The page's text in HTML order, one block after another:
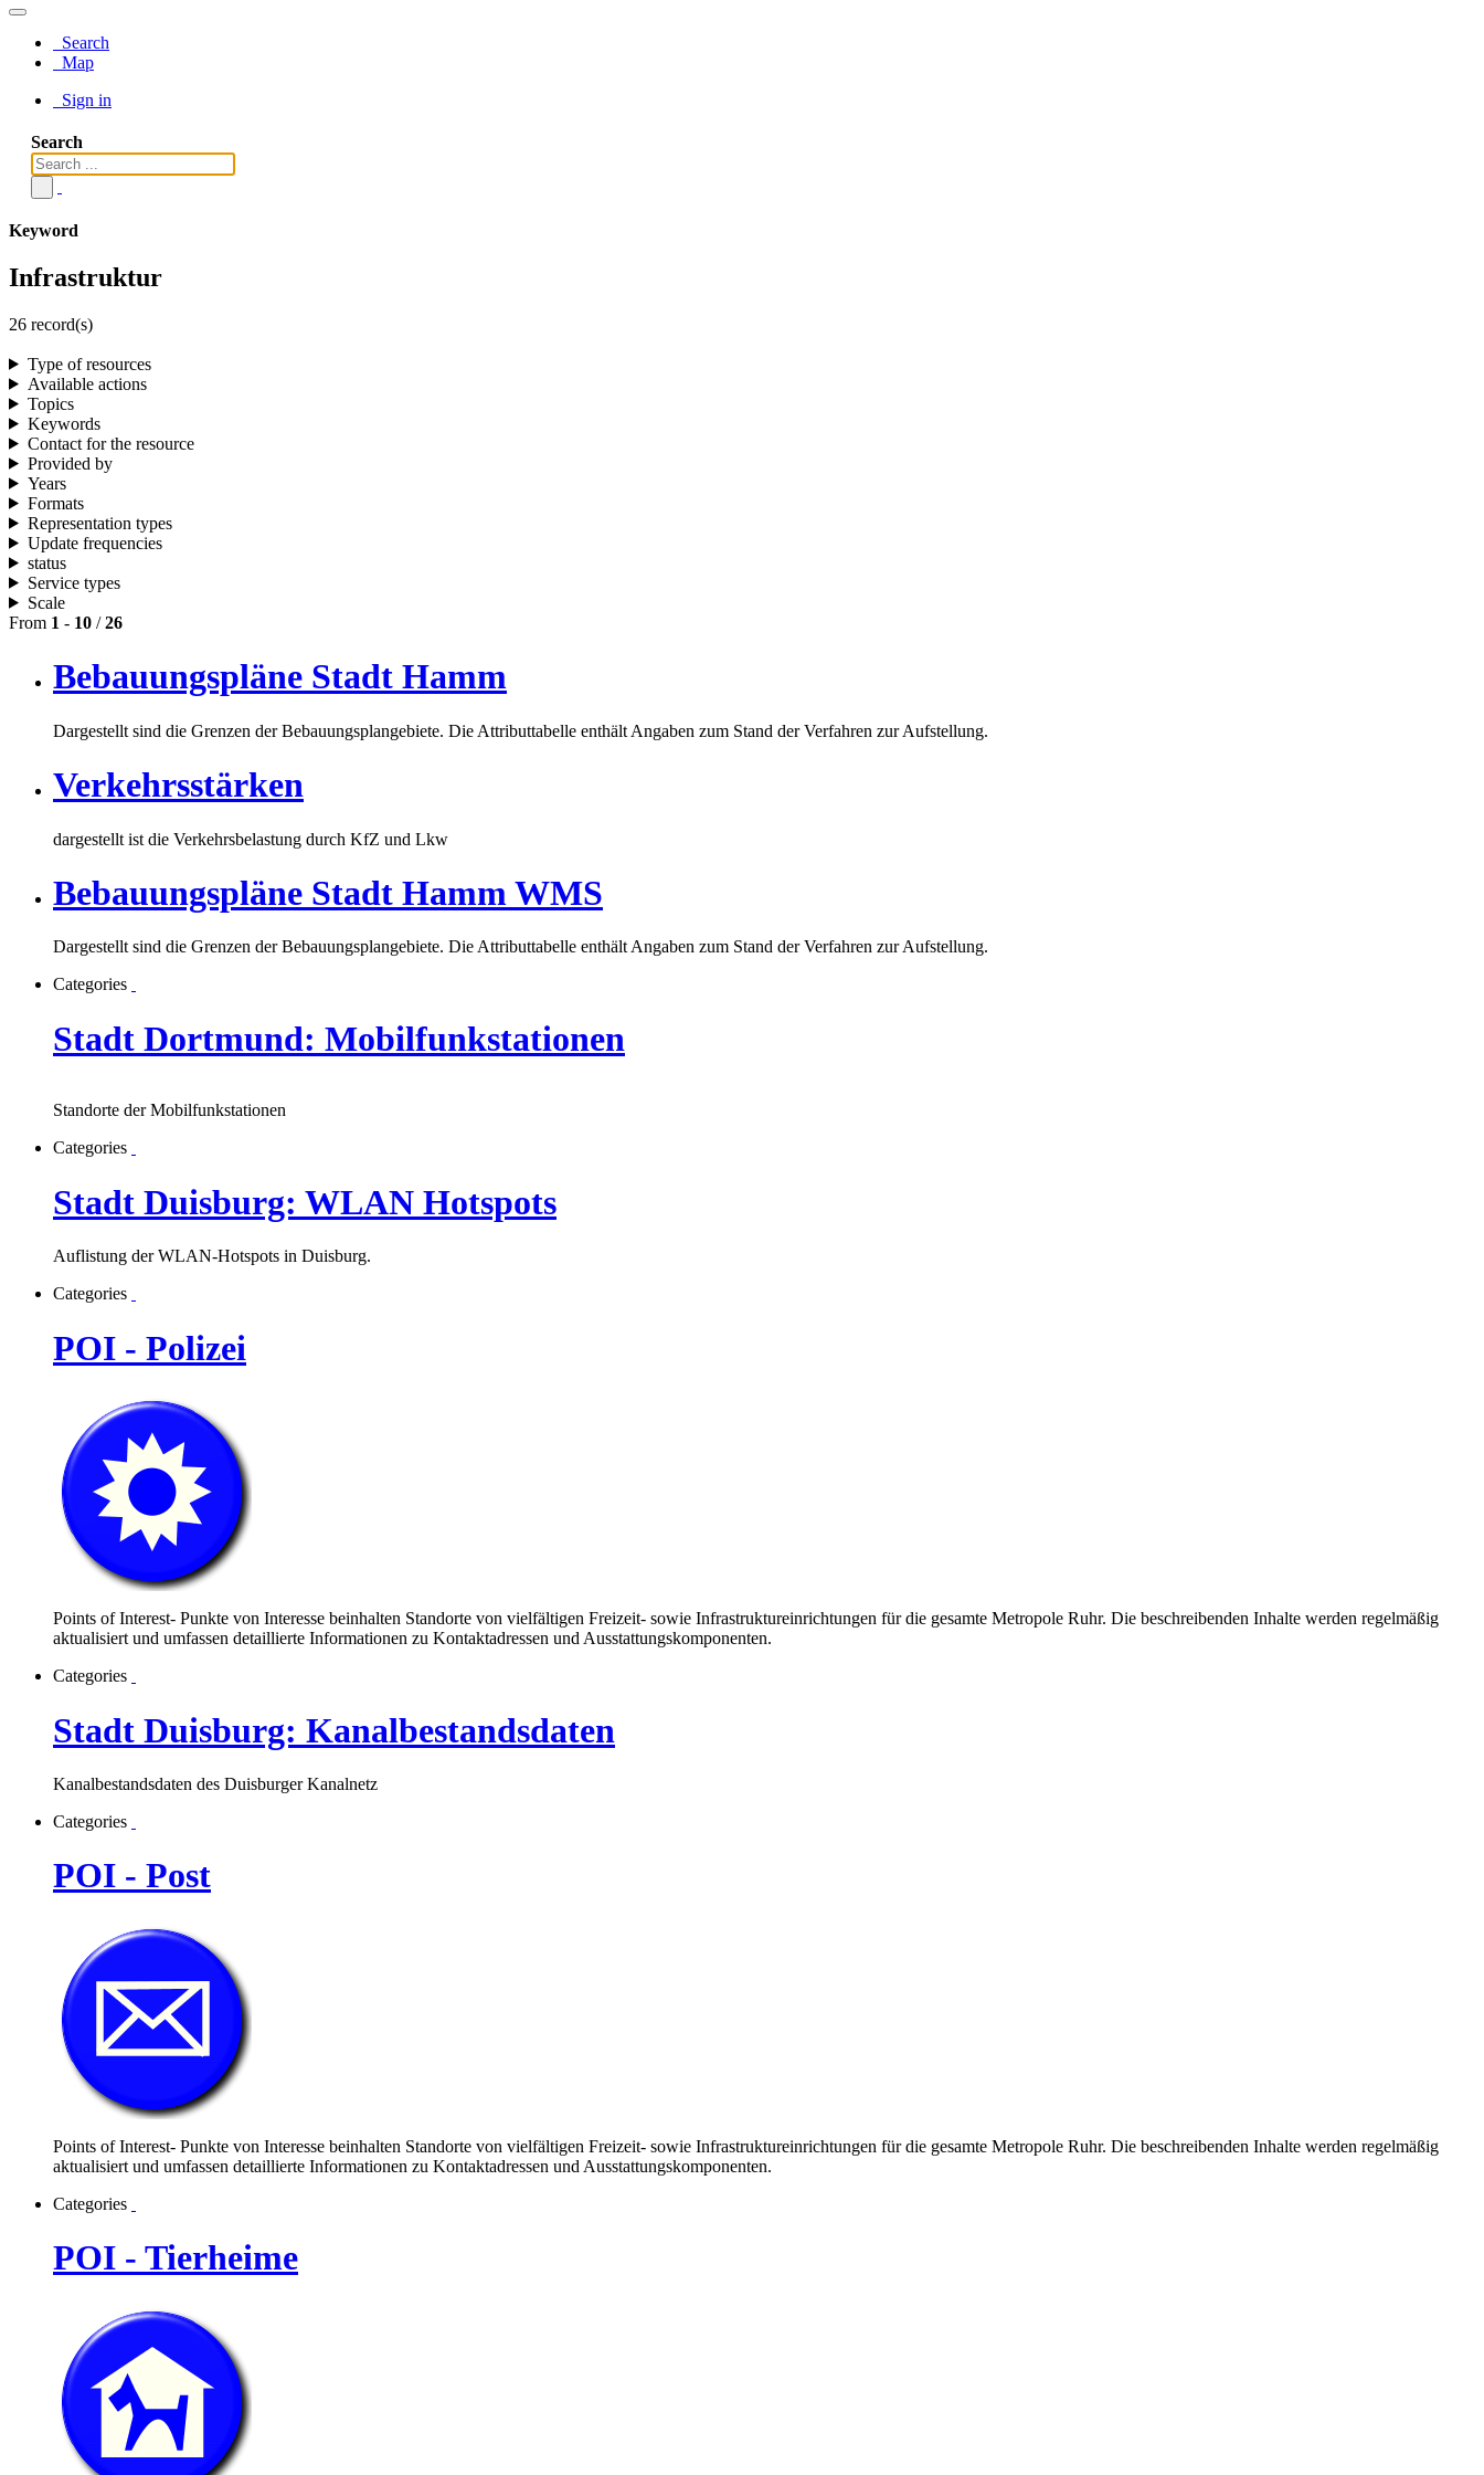
Search
Map
Sign in
Search
Keyword
Infrastruktur
26 record(s)
Type of resources
Available actions
Topics
Keywords
Contact for the resource
Provided by
Years
Formats
Representation types
Update frequencies
status
Service types
Scale
From 1 - 10 /26
Bebauungspläne Stadt Hamm
Dargestellt sind die Grenzen der Bebauungsplangebiete. Die Attributtabelle enthält Angaben zum Stand der Verfahren zur Aufstellung.
Verkehrsstärken
dargestellt ist die Verkehrsbelastung durch KfZ und Lkw
Bebauungspläne Stadt Hamm WMS
Dargestellt sind die Grenzen der Bebauungsplangebiete. Die Attributtabelle enthält Angaben zum Stand der Verfahren zur Aufstellung.
Categories
Stadt Dortmund: Mobilfunkstationen
Standorte der Mobilfunkstationen
Categories
Stadt Duisburg: WLAN Hotspots
Auflistung der WLAN-Hotspots in Duisburg.
Categories
POI - Polizei
Points of Interest- Punkte von Interesse beinhalten Standorte von vielfältigen Freizeit- sowie Infrastruktureinrichtungen für die gesamte Metropole Ruhr. Die beschreibenden Inhalte werden regelmäßig
aktualisiert und umfassen detaillierte Informationen zu Kontaktadressen und Ausstattungskomponenten.
Categories
Stadt Duisburg: Kanalbestandsdaten
Kanalbestandsdaten des Duisburger Kanalnetz
Categories
POI - Post
Points of Interest- Punkte von Interesse beinhalten Standorte von vielfältigen Freizeit- sowie Infrastruktureinrichtungen für die gesamte Metropole Ruhr. Die beschreibenden Inhalte werden regelmäßig
aktualisiert und umfassen detaillierte Informationen zu Kontaktadressen und Ausstattungskomponenten.
Categories
POI - Tierheime